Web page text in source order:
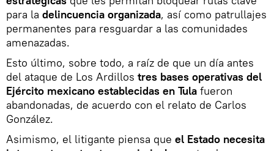
para la delincuencia organizada, así como patrullajes
permanentes para resguardar a las comunidades
amenazadas.
Esto último, sobre todo, a raíz de que un día antes
del ataque de Los Ardillos tres bases operativas del
Ejército mexicano establecidas en Tula fueron
abandonadas, de acuerdo con el relato de Carlos
González.
Asimismo, el litigante piensa que el Estado necesita